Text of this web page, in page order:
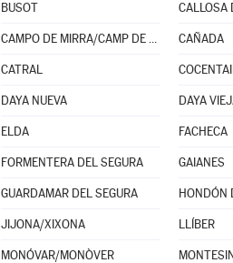
BUSOT CALLOSA
CAMPO DE MIRRA/CAMP DE MIRRA (EL) CAÑADA
CATRAL
DAYA NUEVA DAYA
ELDA FACHECA
FORMENTERA DEL SEGURA GAIANES
GUARDAMAR DEL SEGURA HONDÓN
JIJONA/XIXONA LLÍBER
MONÓVAR/MONÒVER